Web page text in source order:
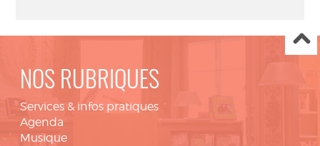
NOS RUBRIQUES
Services & infos pratiques
Agenda
Musique